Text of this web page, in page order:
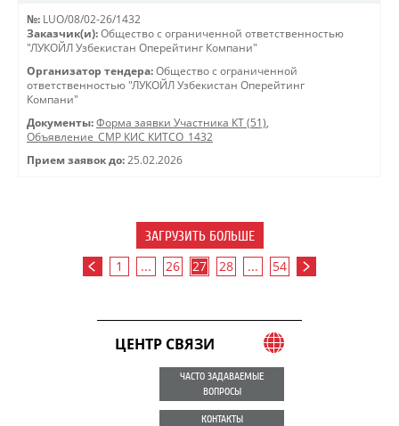
№: LUO/08/02-26/1432
Заказчик(и): Общество с ограниченной ответственностью
"ЛУКОЙЛ Узбекистан Оперейтинг Компани"
Организатор тендера: Общество с ограниченной
ответственностью "ЛУКОЙЛ Узбекистан Оперейтинг
Компани"
Документы: Форма заявки Участника КТ (51),
Объявление_СМР КИС КИТСО_1432
Прием заявок до: 25.02.2026
ЗАГРУЗИТЬ БОЛЬШЕ
1 ... 26 27 28 ... 54
ЦЕНТР СВЯЗИ
ЧАСТО ЗАДАВАЕМЫЕ
ВОПРОСЫ
КОНТАКТЫ